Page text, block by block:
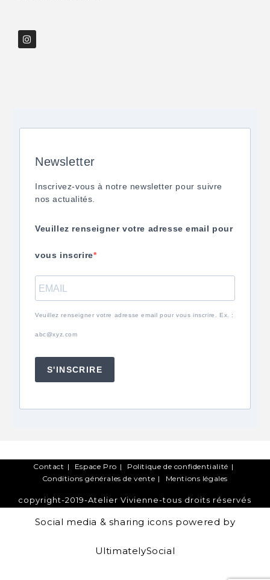
Newsletter
Inscrivez-vous à notre newsletter pour suivre
nos actualités.
Veuillez renseigner votre adresse email pour
vous inscrire
Veuillez renseigner votre adresse email pour vous inscrire. Ex. :
abc@xyz.com
S'INSCRIRE
Contact Espace Pro
Politique de confidentialité
Conditions générales de vente
Mentions légales
copyright-2019-Atelier Vivienne-tous droits réservés
Social media & sharing icons powered by
UltimatelySocial